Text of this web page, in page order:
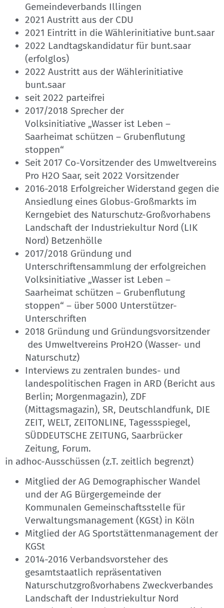
Gemeindeverbands Illingen
2021 Austritt aus der CDU
2021 Eintritt in die Wählerinitiative bunt.saar
2022 Landtagskandidatur für bunt.saar
(erfolglos)
2022 Austritt aus der Wählerinitiative
bunt.saar
seit 2022 parteifrei
2017/2018 Sprecher der
Volksinitiative „Wasser ist Leben –
Saarheimat schützen – Grubenflutung
stoppen“
Seit 2017 Co-Vorsitzender des Umweltvereins
Pro H2O Saar, seit 2022 Vorsitzender
2016-2018 Erfolgreicher Widerstand gegen die
Ansiedlung eines Globus-Großmarkts im
Kerngebiet des Naturschutz-Großvorhabens
Landschaft der Industriekultur Nord (LIK
Nord) Betzenhölle
2017/2018 Gründung und
Unterschriftensammlung der erfolgreichen
Volksinitiative „Wasser ist Leben –
Saarheimat schützen – Grubenflutung
stoppen“ – über 5000 Unterstützer-
Unterschriften
2018 Gründung und Gründungsvorsitzender
des Umweltvereins ProH2O (Wasser- und
Naturschutz)
Interviews zu zentralen bundes- und
landespolitischen Fragen in ARD (Bericht aus
Berlin; Morgenmagazin), ZDF
(Mittagsmagazin), SR, Deutschlandfunk, DIE
ZEIT, WELT, ZEITONLINE, Tagessspiegel,
SÜDDEUTSCHE ZEITUNG, Saarbrücker
Zeitung, Forum.
in adhoc-Ausschüssen (z.T. zeitlich begrenzt)
Mitglied der AG Demographischer Wandel
und der AG Bürgergemeinde der
Kommunalen Gemeinschaftsstelle für
Verwaltungsmanagement (KGSt) in Köln
Mitglied der AG Sportstättenmanagement der
KGSt
2014-2016 Verbandsvorsteher des
gesamtstaatlich repräsentativen
Naturschutzgroßvorhabens Zweckverbandes
Landschaft der Industriekultur Nord